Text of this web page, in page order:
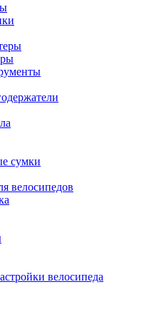
сумки
велосипедов
велосипеда